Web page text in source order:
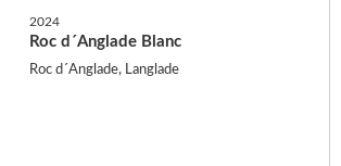
2024
Roc d´Anglade Blanc
Roc d´Anglade, Langlade